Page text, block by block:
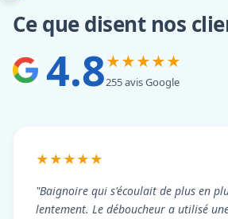
Ce que disent nos
4.8★★★★★
255 avis Google
★★★★★
"Baignoire qui s'écoulait de plus en
lentement. Le déboucheur a utilisé